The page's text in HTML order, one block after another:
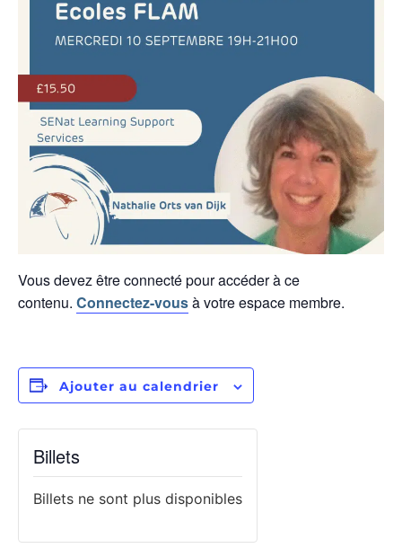
Vous devez être connecté pour accéder à ce
contenu. Connectez-vousà votre espace membre.
Ajouter au calendrier
Billets
Billets ne sont plus disponibles